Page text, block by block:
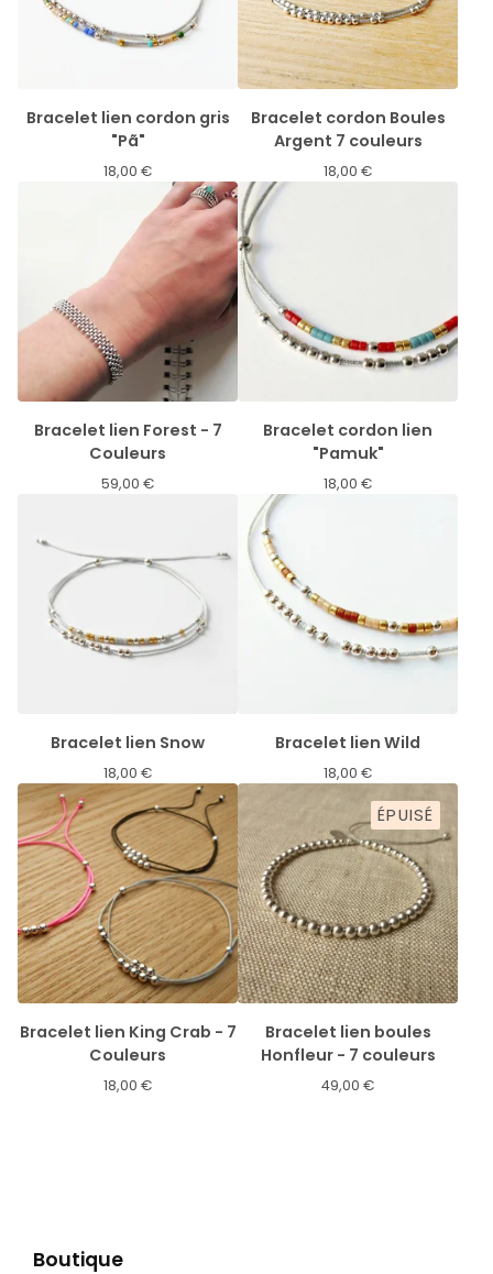
Bracelet lien cordon gris
"Pã"
18,00 €
Bracelet cordon Boules
Argent 7 couleurs
18,00 €
Bracelet lien Forest - 7
Couleurs
59,00 €
Bracelet cordon lien
"Pamuk"
18,00 €
Bracelet lien Snow
18,00 €
Bracelet lien Wild
18,00 €
Bracelet lien King Crab - 7
Couleurs
18,00 €
ÉPUISÉ
Bracelet lien boules
Honfleur - 7 couleurs
49,00 €
Boutique